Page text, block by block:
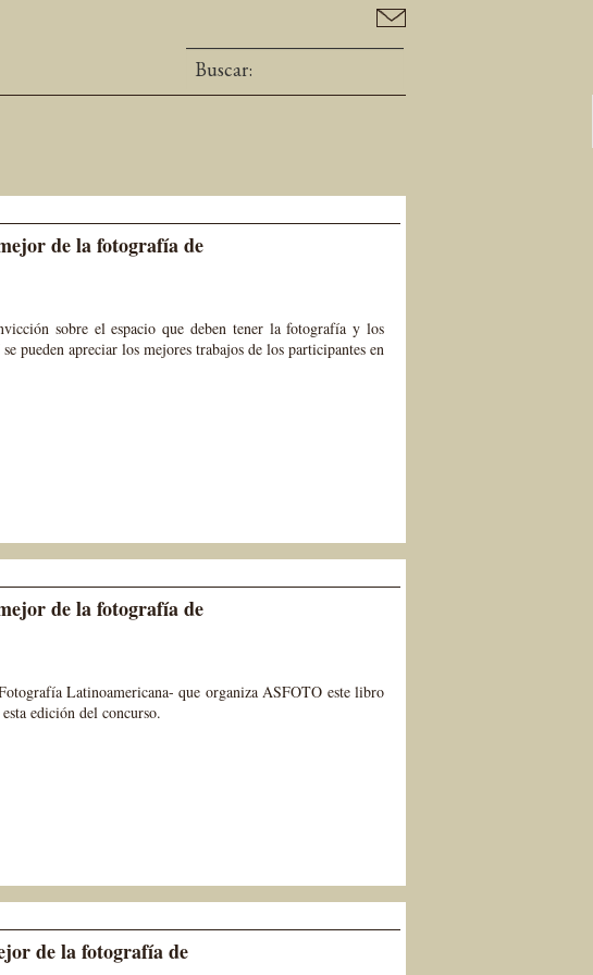
de la fotografía de
sobre el espacio que deben tener la fotografía y los
pueden apreciar los mejores trabajos de los participantes en
de la fotografía de
Latinoamericana- que organiza ASFOTO este libro
edición del concurso.
de la fotografía de